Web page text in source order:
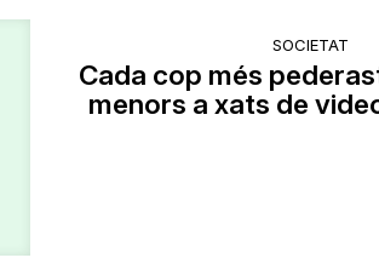
SOCIETAT
Cada cop més
menors a xats de